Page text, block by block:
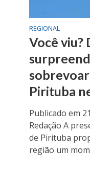
REGIONAL
Você viu?
Pirituba
Publicado em
Redação A
de Pirituba
região um